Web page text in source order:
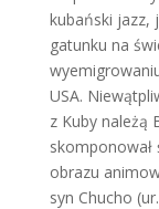
kubański jazz,
gatunku na
USA.
z Kuby należą
obrazu
syn Chucho